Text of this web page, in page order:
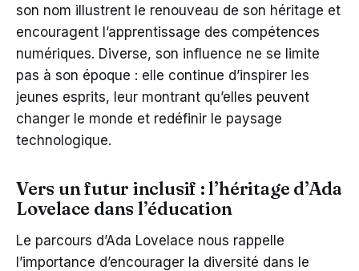
son nom illustrent le renouveau de son héritage et
encouragent l’apprentissage des compétences
numériques. Diverse, son influence ne se limite
pas à son époque : elle continue d’inspirer les
jeunes esprits, leur montrant qu’elles peuvent
changer le monde et redéfinir le paysage
technologique.
Vers un futur inclusif : l’héritage d’Ada
Lovelace dans l’éducation
Le parcours d’Ada Lovelace nous rappelle
l’importance d’encourager la diversité dans le